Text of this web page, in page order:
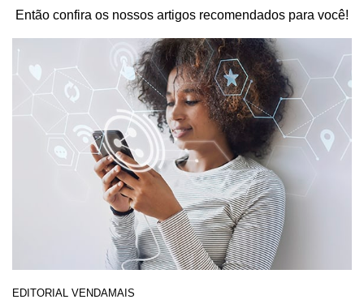
Então confira os nossos artigos recomendados para você!
EDITORIAL VENDAMAIS